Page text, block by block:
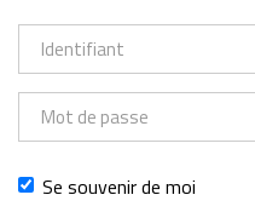
Identifiant
Mot
de
Se souvenir de moi